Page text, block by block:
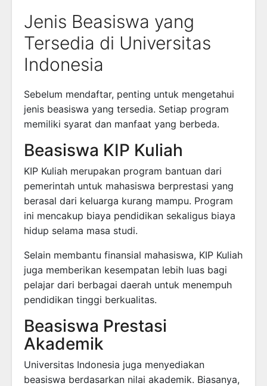
Jenis Beasiswa yang
Tersedia di Universitas
Indonesia
Sebelum mendaftar, penting untuk mengetahui
jenis beasiswa yang tersedia. Setiap program
memiliki syarat dan manfaat yang berbeda.
Beasiswa KIP Kuliah
KIP Kuliah merupakan program bantuan dari
pemerintah untuk mahasiswa berprestasi yang
berasal dari keluarga kurang mampu. Program
ini mencakup biaya pendidikan sekaligus biaya
hidup selama masa studi.
Selain membantu finansial mahasiswa, KIP Kuliah
juga memberikan kesempatan lebih luas bagi
pelajar dari berbagai daerah untuk menempuh
pendidikan tinggi berkualitas.
Beasiswa Prestasi
Akademik
Universitas Indonesia juga menyediakan
beasiswa berdasarkan nilai akademik. Biasanya,